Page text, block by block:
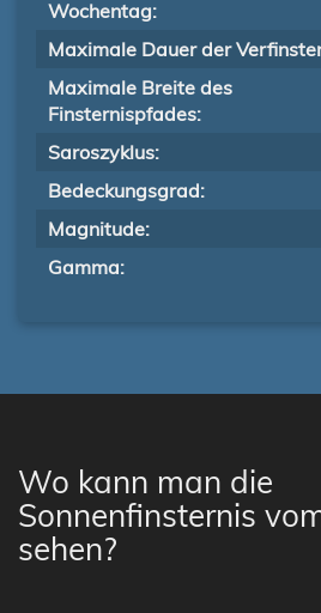
Wochentag:
Maximale Dauer der
Maximale Breite des
Finsternispfades:
Saroszyklus:
Bedeckungsgrad:
Magnitude:
Gamma:
Wo kann man die
Sonnenfinsternis
sehen?